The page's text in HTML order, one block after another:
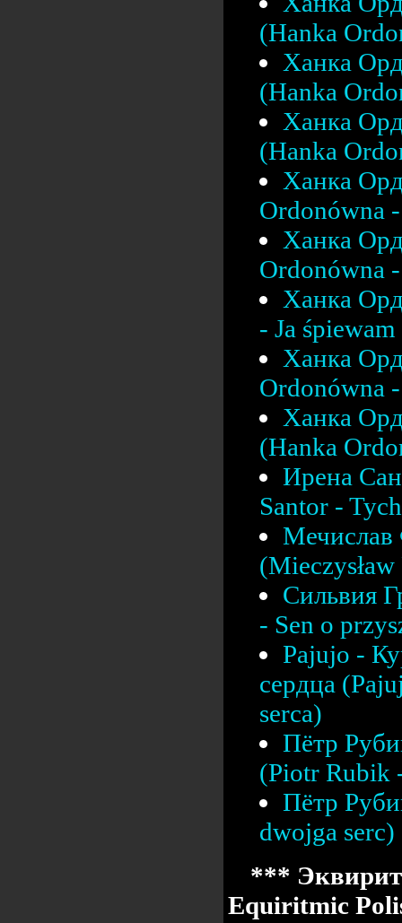
(Hanka
Ханка
(Hanka
Ханка
(Hanka
Ханка
Ordonówna
Ханка
Ordonówna
Ханка
- Ja
Ханка
Ordonówna
Ханка
(Hanka
Ирена
Santor -
Мечислав
Сильвия
- Sen o
Pajujo -
сердца
serca)
Пётр
(Piotr Rubik
Пётр
dwojga serc)
***
Equiritmic